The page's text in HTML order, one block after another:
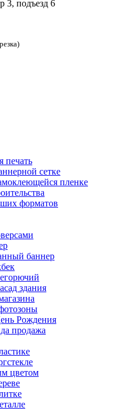
3, подъезд 6
печать
сетке
пленке
форматов
баннер
здания
Рождения
продажа
цветом